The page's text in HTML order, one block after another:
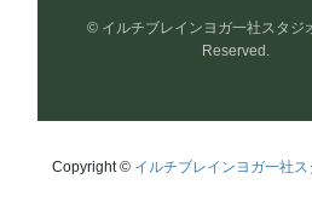
© イルチブレインヨガ一社スタジ
Reserved.
Copyright © イルチブレインヨガ一社ス